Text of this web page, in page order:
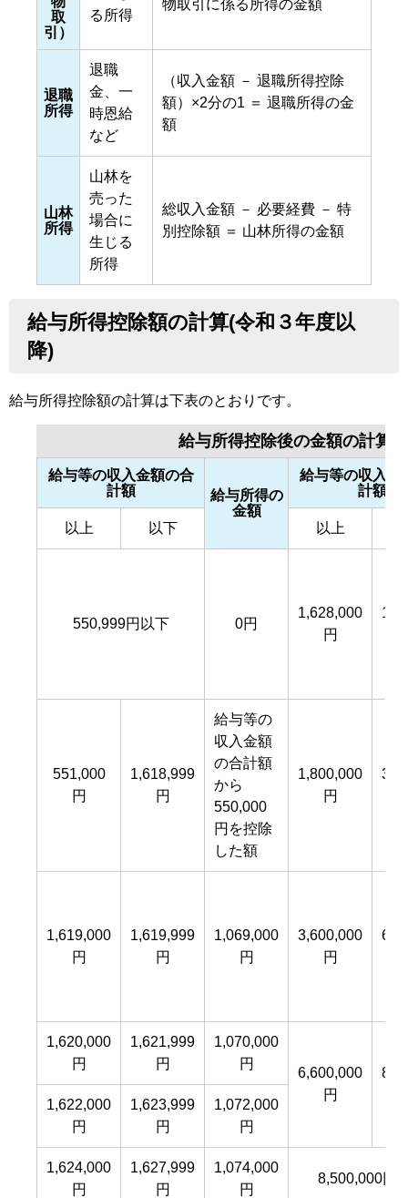
取
引）
る所得
物取引に係る所得の金額
退職
所得
退職
金、一
時恩給
など
（収入金額 － 退職所得控除
額）×2分の1 ＝ 退職所得の金
額
山林
所得
山林を
売った
場合に
生じる
所得
総収入金額 － 必要経費 － 特
別控除額 ＝ 山林所得の金額
給与所得控除額の計算(令和３年度以
降)
給与所得控除額の計算は下表のとおりです。
給与所得控除後の金額の計算
給与等の収入金額の合
計額
給与所得の
金額
給与等の収入金
計額
以上 以下 以上
550,999円以下 0円
1,628,000
円
551,000
円
1,618,999
円
給与等の
収入金額
の合計額
から
550,000
円を控除
した額
1,800,000
円
1,619,000
円
1,619,999
円
1,069,000
円
3,600,000
円
1,620,000
円
1,621,999
円
1,070,000
円
6,600,000
円
1,622,000
円
1,623,999
円
1,072,000
円
1,624,000
円
1,627,999
円
1,074,000
円
8,500,000円